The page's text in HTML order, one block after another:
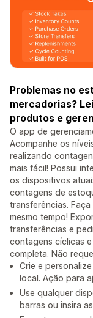
Problemas no
mercadorias?
produtos e
O app de
Acompanhe os
realizando
mais fácil! Possui
os dispositivos
contagens de
transferências.
mesmo tempo!
transferências e
contagens cíclicas
completa. Não
Crie e
local. Ação para
Use qualquer
barras ou insira